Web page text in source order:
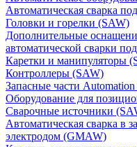
Автоматическая сварка
Головки и горелки (SAW)
Дополнительные
автоматической сварки
Каретки и манипуляторы
Контроллеры (SAW)
Запасные части
Оборудование для
Сварочные источники
Автоматическая сварка в
электродом (GMAW)